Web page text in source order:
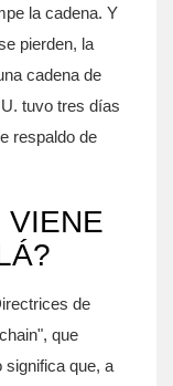
la cadena. Y
pierden, la
cadena de
tuvo tres días
respaldo de
VIENE
de
que
significa que, a